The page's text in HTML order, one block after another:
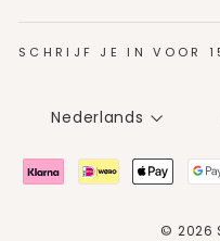
SCHRIJF JE IN VOOR
TAAL
Nederlands
© 2026